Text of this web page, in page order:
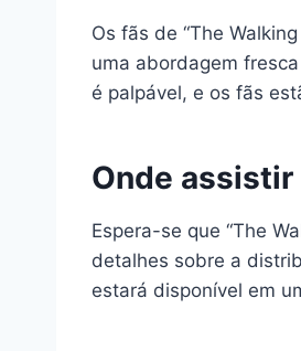
Os fãs de “The
uma abordagem
é palpável, e os fãs
Onde assistir
Espera-se que “The
detalhes sobre a
estará disponível em